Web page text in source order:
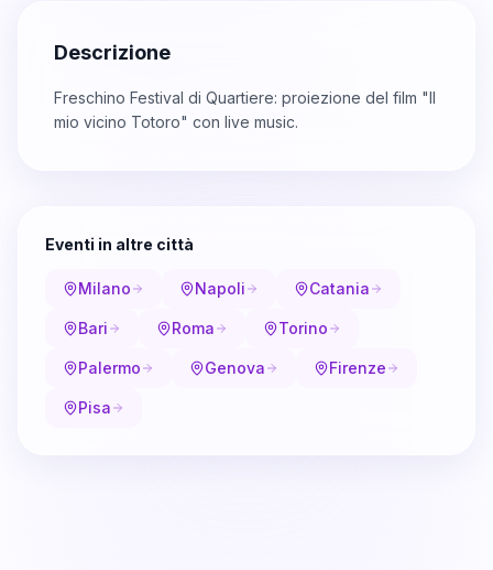
Descrizione
Freschino Festival di Quartiere: proiezione del film "Il
mio vicino Totoro" con live music.
Eventi in altre città
Milano Napoli Catania
Bari Roma Torino
Palermo Genova Firenze
Pisa